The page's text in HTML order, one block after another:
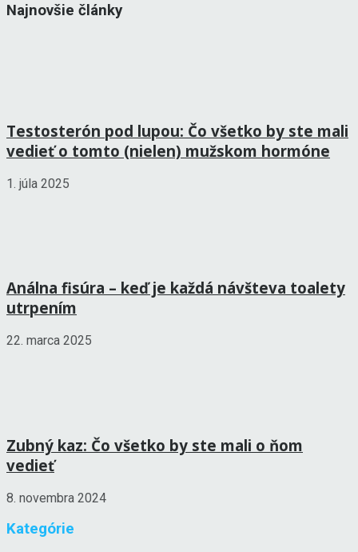
Najnovšie články
Testosterón pod lupou: Čo všetko by ste mali
vedieť o tomto (nielen) mužskom hormóne
1. júla 2025
Análna fisúra – keď je každá návšteva toalety
utrpením
22. marca 2025
Zubný kaz: Čo všetko by ste mali o ňom
vedieť
8. novembra 2024
Kategórie